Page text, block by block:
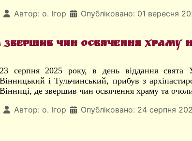
Автор: о. Ігор Опубліковано: 01 вересня
чин освячення храму
23 серпня 2025 року, в день віддання свята
Вінницький і Тульчинський, прибув з
Вінниці, де звершив чин освячення храму та
Автор: о. Ігор Опубліковано: 24 серпня